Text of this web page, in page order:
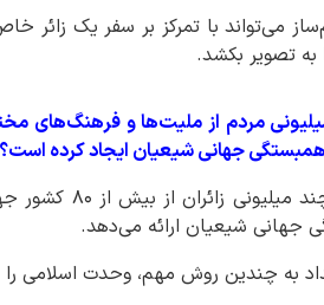
می‌تواند با تمرکز بر سفر یک
به تصویر بکشد.
مردم از ملیت‌ها و فرهنگ‌های
جهانی شیعیان ایجاد کرده است؟
حضور چند
جهانی شیعیان ارائه می‌دهد.
به چندین روش مهم، وحدت اسلامی